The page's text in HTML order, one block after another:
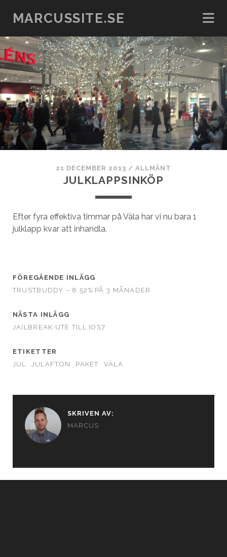
MARCUSSITE.SE
21 DECEMBER 2013 / ALLMÄNT
JULKLAPPSINKÖP
Efter fyra effektiva timmar på Väla har vi nu bara 1
julklapp kvar att inhandla.
FÖREGÅENDE INLÄGG
TRUSTBUDDY – 8.52% PÅ 3 MÅNADER
NÄSTA INLÄGG
JAILBREAK UTE TILL IOS7
ETIKETTER
JUL
JULAFTON PAKET VÄLA
SKRIVEN AV:
MARCUS